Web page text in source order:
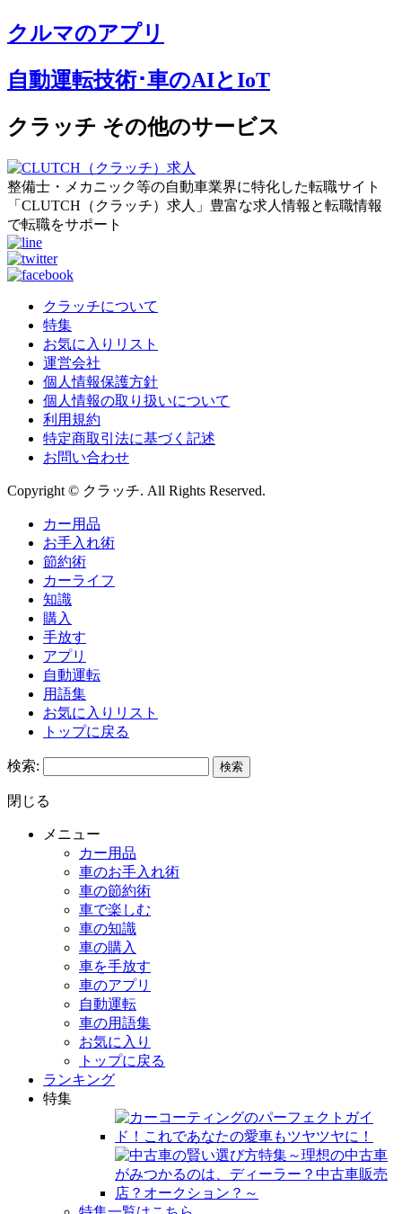
クルマのアプリ
自動運転技術･車のAIとIoT
クラッチ その他のサービス
整備士・メカニック等の自動車業界に特化した転職サイト
「CLUTCH（クラッチ）求人」豊富な求人情報と転職情報
で転職をサポート
クラッチについて
特集
お気に入りリスト
運営会社
個人情報保護方針
個人情報の取り扱いについて
利用規約
特定商取引法に基づく記述
お問い合わせ
Copyright © クラッチ. All Rights Reserved.
カー用品
お手入れ術
節約術
カーライフ
知識
購入
手放す
アプリ
自動運転
用語集
お気に入りリスト
トップに戻る
検索:
閉じる
メニュー
カー用品
車のお手入れ術
車の節約術
車で楽しむ
車の知識
車の購入
車を手放す
車のアプリ
自動運転
車の用語集
お気に入り
トップに戻る
ランキング
特集